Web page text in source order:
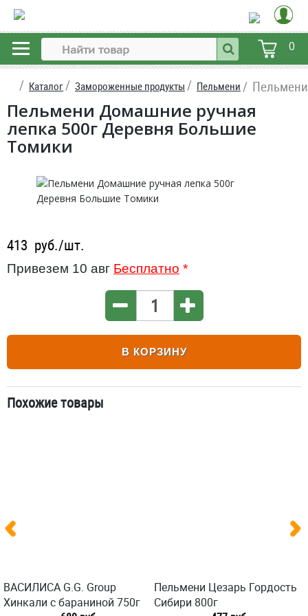
0
Каталог Замороженные продукты Пельмени
Пельмени Домашние ручная
лепка 500г Деревня Большие
Томики
413 руб./шт.
Привезем 10 авг Бесплатно *
В КОРЗИНУ
Похожие товары
ВАСИЛИСА G.G. Group
Хинкали с бараниной 750г
Пельмени Цезарь Гордость
Сибири 800г